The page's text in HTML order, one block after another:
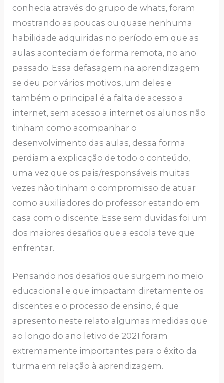
conhecia através do grupo de whats, foram
mostrando as poucas ou quase nenhuma
habilidade adquiridas no período em que as
aulas aconteciam de forma remota, no ano
passado. Essa defasagem na aprendizagem
se deu por vários motivos, um deles e
também o principal é a falta de acesso a
internet, sem acesso a internet os alunos não
tinham como acompanhar o
desenvolvimento das aulas, dessa forma
perdiam a explicação de todo o conteúdo,
uma vez que os pais/responsáveis muitas
vezes não tinham o compromisso de atuar
como auxiliadores do professor estando em
casa com o discente. Esse sem duvidas foi um
dos maiores desafios que a escola teve que
enfrentar.
Pensando nos desafios que surgem no meio
educacional e que impactam diretamente os
discentes e o processo de ensino, é que
apresento neste relato algumas medidas que
ao longo do ano letivo de 2021 foram
extremamente importantes para o êxito da
turma em relação à aprendizagem.